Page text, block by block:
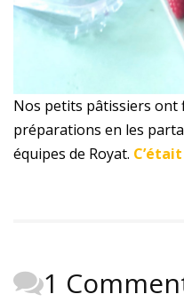
Nos petits pâtissiers ont
préparations en les
équipes de Royat.
1